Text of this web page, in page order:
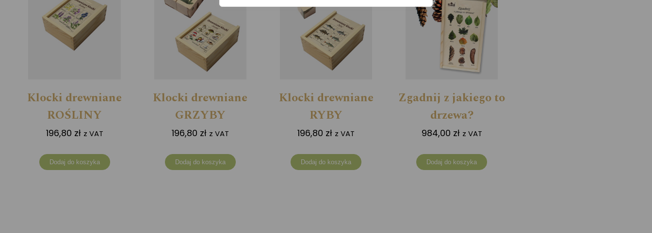
Klocki drewniane
ROŚLINY
196,80 zł z VAT
Dodaj do koszyka
Klocki drewniane
GRZYBY
196,80 zł z VAT
Dodaj do koszyka
Klocki drewniane
RYBY
196,80 zł z VAT
Dodaj do koszyka
Zgadnij z jakiego to
drzewa?
984,00 zł z VAT
Dodaj do koszyka